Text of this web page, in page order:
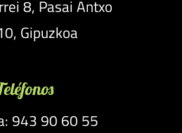
8, Pasai Antxo
Gipuzkoa
943 90 60 55